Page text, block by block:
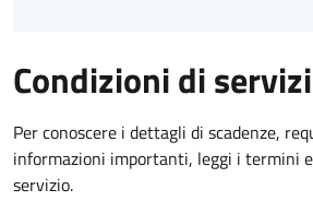
Condizioni di
Per conoscere i dettagli di scadenze,
informazioni importanti, leggi i termini
servizio.